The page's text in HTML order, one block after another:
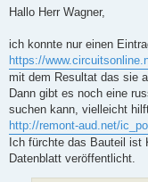
r
d
o
s
t
Hallo Herr Wagner,
ich konnte nur einen
https://
mit dem Resultat das sie
Dann gibt es noch eine
suchen kann, vielleicht
http://remont-aud.net/
Ich fürchte das Bauteil ist
Datenblatt veröffentlicht.